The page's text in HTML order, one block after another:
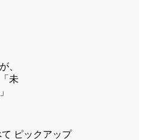
、
未
ピックアップ